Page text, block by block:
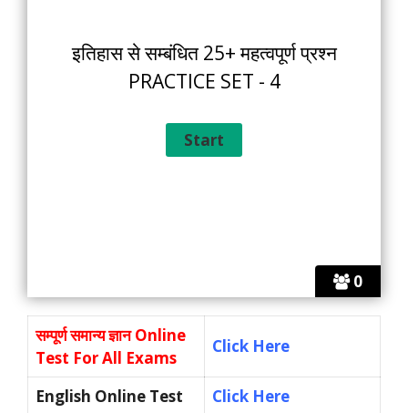
0
इतिहास से सम्बंधित 25+ महत्वपूर्ण प्रश्न
PRACTICE SET - 4
सम्पूर्ण समान्य ज्ञानOnline
Test For All Exams
Click Here
English Online Test
Click Here